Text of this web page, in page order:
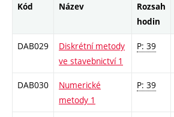
Kód Název
Rozsah
hodin
DAB029
Diskrétní metody
ve stavebnictví 1
P: 39
DAB030
Numerické
metody 1
P: 39